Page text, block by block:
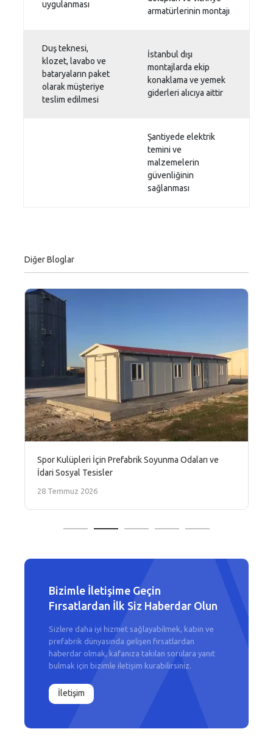
uygulanması
armatürlerinin montajı
Duş teknesi,
klozet, lavabo ve
bataryaların paket
olarak müşteriye
teslim edilmesi
İstanbul dışı
montajlarda ekip
konaklama ve yemek
giderleri alıcıya aittir
Şantiyede elektrik
temini ve
malzemelerin
güvenliğinin
sağlanması
Diğer Bloglar
Spor Kulüpleri İçin Prefabrik Soyunma Odaları ve
İdari Sosyal Tesisler
28 Temmuz 2026
Bizimle İletişime Geçin
Fırsatlardan İlk Siz Haberdar Olun
Sizlere daha iyi hizmet sağlayabilmek, kabin ve
prefabrik dünyasında gelişen fırsatlardan
haberdar olmak, kafanıza takılan sorulara yanıt
bulmak için bizimle iletişim kurabilirsiniz.
İletişim